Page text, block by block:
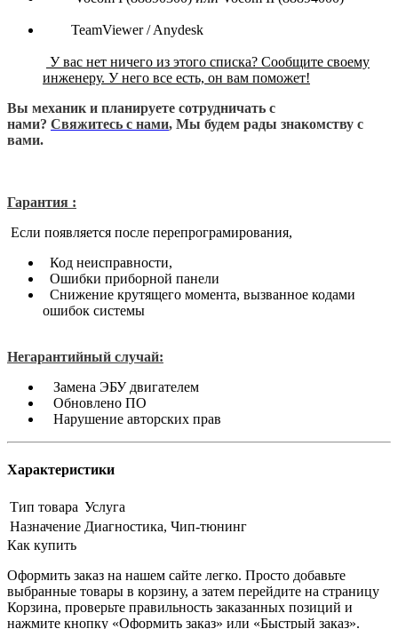
TeamViewer / Anydesk
У вас нет ничего из этого списка? Сообщите своему
инженеру. У него все есть, он вам поможет!
Вы механик и планируете сотрудничать с
нами? Свяжитесь с нами, Мы будем рады знакомству с
вами.
Гарантия :
Если появляется после перепрограмирования,
Код неисправности,
Ошибки приборной панели
Снижение крутящего момента, вызванное кодами
ошибок системы
Негарантийный случай:
Замена ЭБУ двигателем
Обновлено ПО
Нарушение авторских прав
Характеристики
Тип товара Услуга
Назначение Диагностика, Чип-тюнинг
Как купить
Оформить заказ на нашем сайте легко. Просто добавьте
выбранные товары в корзину, а затем перейдите на страницу
Корзина, проверьте правильность заказанных позиций и
нажмите кнопку «Оформить заказ» или «Быстрый заказ».